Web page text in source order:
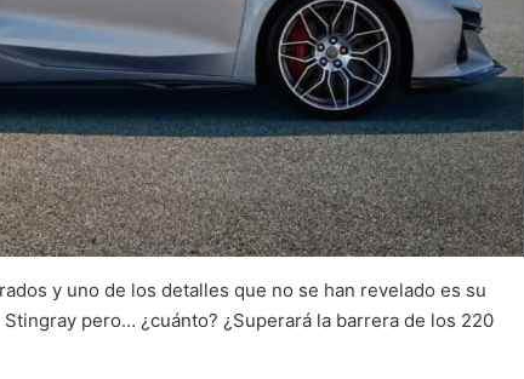
y uno de los detalles que no se han revelado es su
pero… ¿cuánto? ¿Superará la barrera de los 220